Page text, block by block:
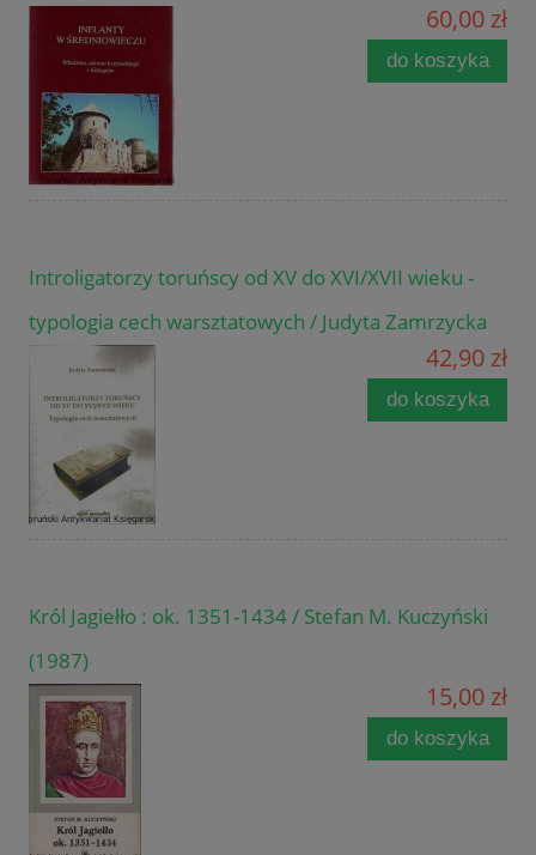
60,00 zł
do koszyka
Introligatorzy toruńscy od XV do XVI/XVII wieku -
typologia cech warsztatowych / Judyta Zamrzycka
42,90 zł
do koszyka
Król Jagiełło : ok. 1351-1434 / Stefan M. Kuczyński
(1987)
15,00 zł
do koszyka